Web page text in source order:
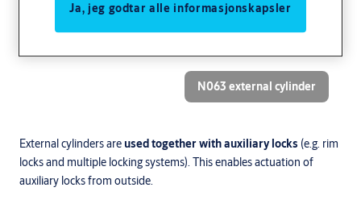
External cylinders are used together with auxiliary locks (e.g. rim
locks and multiple locking systems). This enables actuation of
auxiliary locks from outside.
N063 external cylinder
Ja, jeg godtar alle informasjonskapsler